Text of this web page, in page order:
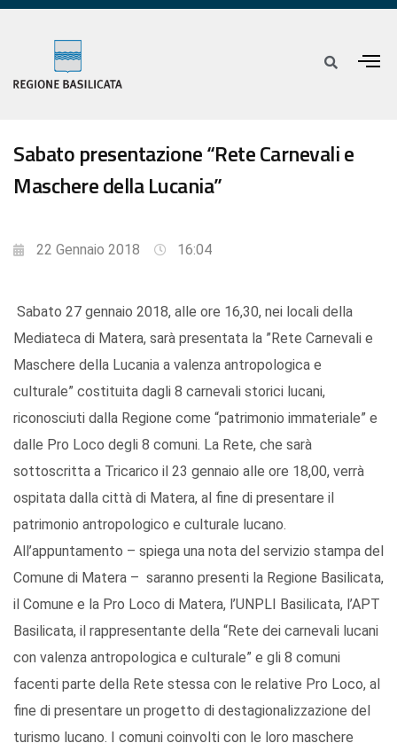
Sabato presentazione “Rete Carnevali e
Maschere della Lucania”
22 Gennaio 2018 16:04
Sabato 27 gennaio 2018, alle ore 16,30, nei locali della
Mediateca di Matera, sarà presentata la ”Rete Carnevali e
Maschere della Lucania a valenza antropologica e
culturale” costituita dagli 8 carnevali storici lucani,
riconosciuti dalla Regione come “patrimonio immateriale” e
dalle Pro Loco degli 8 comuni. La Rete, che sarà
sottoscritta a Tricarico il 23 gennaio alle ore 18,00, verrà
ospitata dalla città di Matera, al fine di presentare il
patrimonio antropologico e culturale lucano.
All’appuntamento – spiega una nota del servizio stampa del
Comune di Matera – saranno presenti la Regione Basilicata,
il Comune e la Pro Loco di Matera, l’UNPLI Basilicata, l’APT
Basilicata, il rappresentante della “Rete dei carnevali lucani
con valenza antropologica e culturale” e gli 8 comuni
facenti parte della Rete stessa con le relative Pro Loco, al
fine di presentare un progetto di destagionalizzazione del
turismo lucano. I comuni coinvolti con le loro maschere